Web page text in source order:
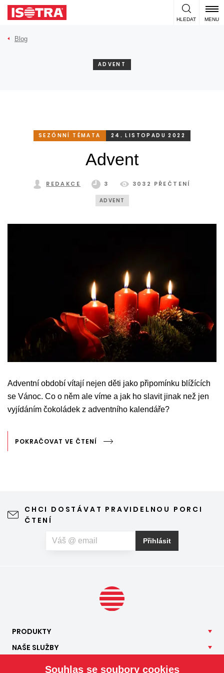
Přeskočit na obsah
HLEDAT MENU
Blog
ADVENT
SEZÓNNÍ TÉMATA 24. LISTOPADU 2022
Advent
REDAKCE 3 3032 PŘEČTENÍ
ADVENT
Adventní období vítají nejen děti jako připomínku blížících
se Vánoc. Co o něm ale víme a jak ho slavit jinak než jen
vyjídáním čokoládek z adventního kalendáře?
POKRAČOVAT VE ČTENÍ
CHCI DOSTÁVAT PRAVIDELNOU PORCI
ČTENÍ
Přihlásit
PRODUKTY
NAŠE SLUŽBY
Souhlas se soubory cookies